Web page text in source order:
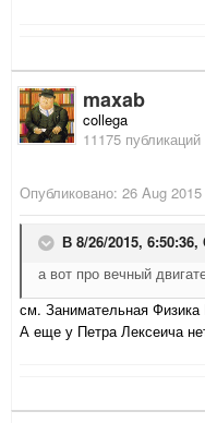
maxab
collega
11175 публикаций
Опубликовано: 26 Aug 2015
В 8/26/2015, 6:50:36,
а вот про вечный
см. Занимательная Физика
А еще у Петра Лексеича